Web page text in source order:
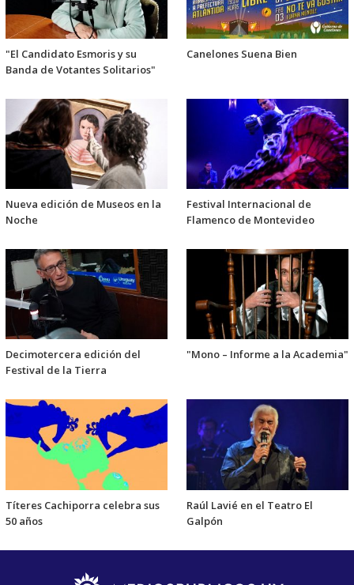
"El Candidato Esmoris y su
Banda de Votantes Solitarios"
Canelones Suena Bien
Nueva edición de Museos en la
Noche
Festival Internacional de
Flamenco de Montevideo
Decimotercera edición del
Festival de la Tierra
"Mono – Informe a la Academia"
Títeres Cachiporra celebra sus
50 años
Raúl Lavié en el Teatro El
Galpón